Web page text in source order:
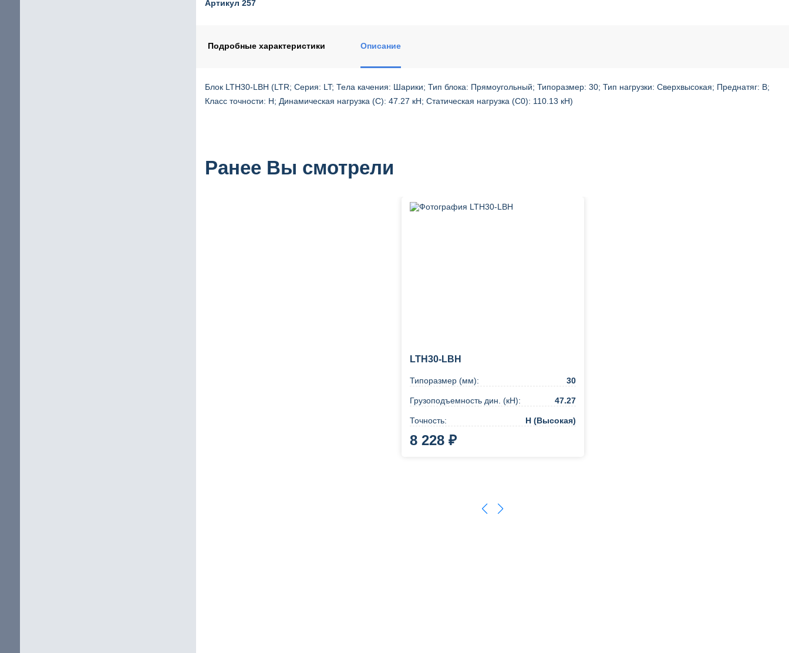
Шаговый двигатель с повышенным крутящим моментом
Артикул 257
Подробные характеристики Описание
Блок LTH30-LBH (LTR; Серия: LT; Тела качения: Шарики; Тип блока: Прямоугольный; Типоразмер: 30; Тип нагрузки: Сверхвысокая; Преднатяг: B;
Класс точности: H; Динамическая нагрузка (C): 47.27 кН; Статическая нагрузка (C0): 110.13 кН)
Ранее Вы смотрели
LTH30-LBH
Типоразмер (мм): 30
Грузоподъемность дин. (кН): 47.27
Точность: H (Высокая)
8 228 ₽